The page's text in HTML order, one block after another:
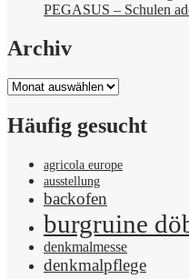
PEGASUS – Schulen
Archiv
Archiv
Häufig gesucht
agricola europe
ausstellung
backofen
burgruine
denkmalmesse
denkmalpflege